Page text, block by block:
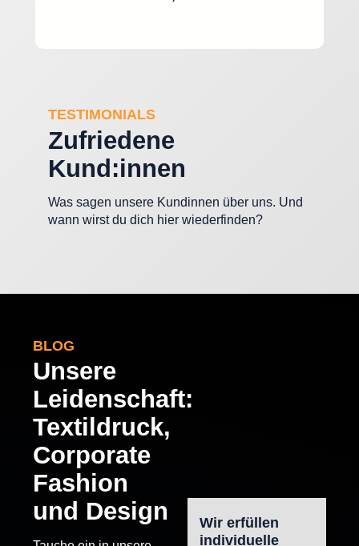
TESTIMONIALS
Zufriedene
Kund:innen
Was sagen unsere Kundinnen über uns. Und
wann wirst du dich hier wiederfinden?
BLOG
Unsere
Leidenschaft:
Textildruck,
Corporate
Fashion
und Design
Wir erfüllen
individuelle